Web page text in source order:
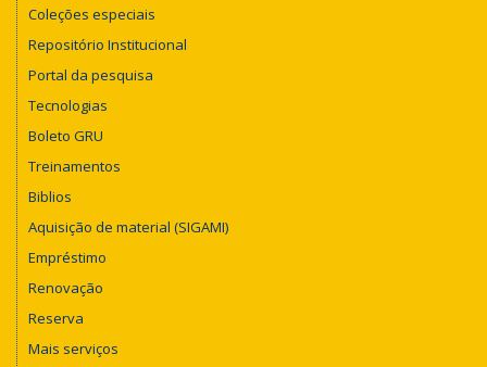
Coleções especiais
Repositório Institucional
Portal da pesquisa
Tecnologias
Boleto GRU
Treinamentos
Biblios
Aquisição de material (SIGAMI)
Empréstimo
Renovação
Reserva
Mais serviços